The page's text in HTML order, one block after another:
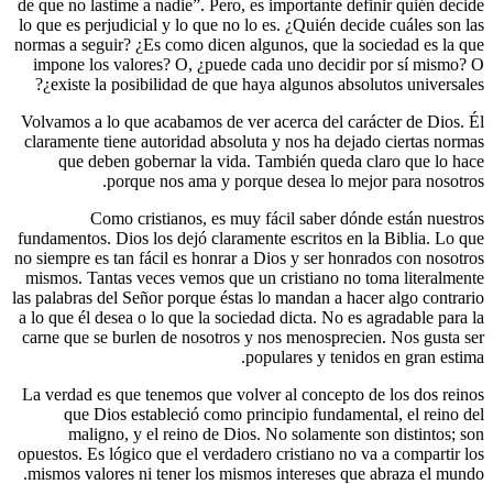
de que no lastime a nadie”. Pero, es
lo que es perjudicial y lo que no lo es.
normas a seguir? ¿Es como dicen algunos,
impone los valores? O, ¿puede cada
¿existe la posibilidad de que haya
Volvamos a lo que acabamos de ver
claramente tiene autoridad absoluta y nos
que deben gobernar la vida.
porque nos ama y porque
Como cristianos, es muy fácil
fundamentos. Dios los dejó claramente
no siempre es tan fácil es honrar a Dios y
mismos. Tantas veces vemos que un
las palabras del Señor porque éstas lo
a lo que él desea o lo que la sociedad
carne que se burlen de nosotros y nos
populares
La verdad es que tenemos que volver al
que Dios estableció como principio
maligno, y el reino de Dios. No
opuestos. Es lógico que el verdadero
mismos valores ni tener los mismos